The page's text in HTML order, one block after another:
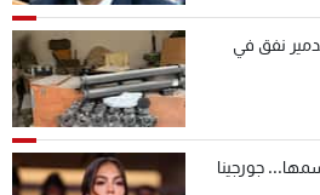
نفق في
جورجينا